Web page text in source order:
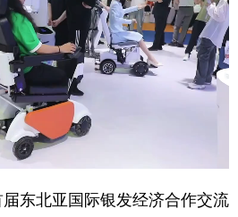
河北
上海
福建
北亚国际银发经济合作交流